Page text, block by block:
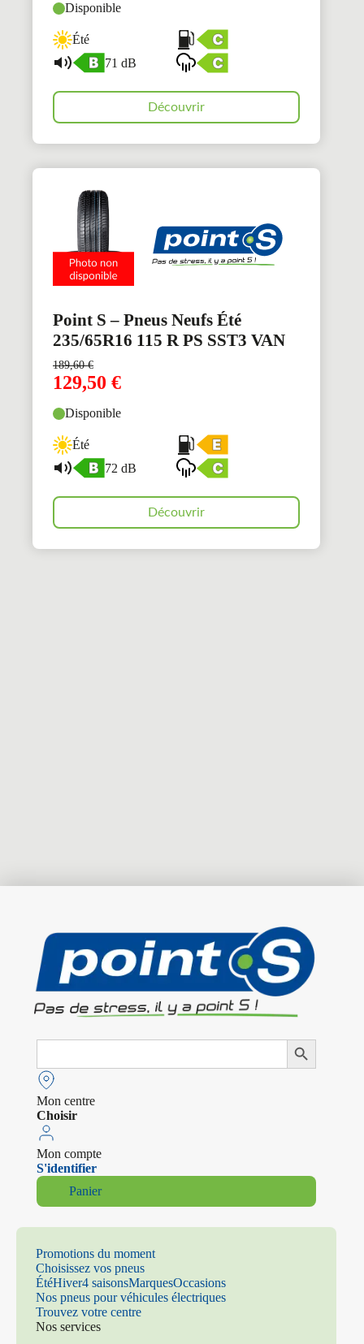
Disponible
Été
71 dB
Découvrir
Point S – Pneus Neufs Été
235/65R16 115 R PS SST3 VAN
189,60€
129,50 €
Disponible
Été
72 dB
Découvrir
Search
Search Button
Mon centre
Choisir
Mon compte
S'identifier
Panier
Promotions du moment
Choisissez vos pneus
ÉtéHiver4 saisonsMarquesOccasions
Nos pneus pour véhicules électriques
Trouvez votre centre
Nos services